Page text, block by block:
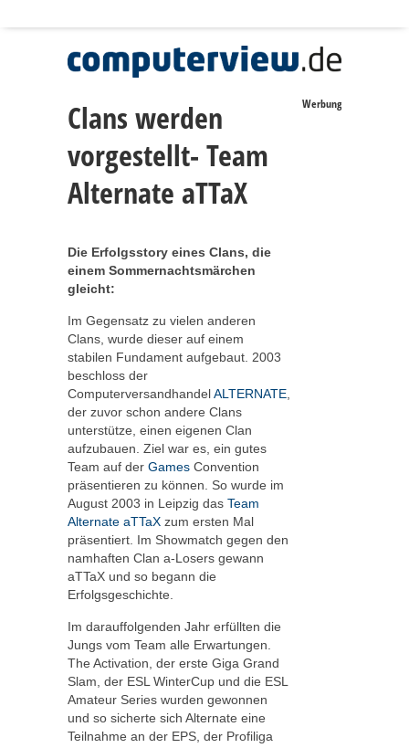
Clans werden
vorgestellt- Team
Alternate aTTaX
Werbung
Die Erfolgsstory eines Clans, die
einem Sommernachtsmärchen
gleicht:
Im Gegensatz zu vielen anderen
Clans, wurde dieser auf einem
stabilen Fundament aufgebaut. 2003
beschloss der
ComputerversandhandelALTERNATE,
der zuvor schon andere Clans
unterstütze, einen eigenen Clan
aufzubauen. Ziel war es, ein gutes
Team auf der Games Convention
präsentieren zu können. So wurde im
August 2003 in Leipzig das Team
Alternate aTTaX zum ersten Mal
präsentiert. Im Showmatch gegen den
namhaften Clan a-Losers gewann
aTTaX und so begann die
Erfolgsgeschichte.
Im darauffolgenden Jahr erfüllten die
Jungs vom Team alle Erwartungen.
The Activation, der erste Giga Grand
Slam, der ESL WinterCup und die ESL
Amateur Series wurden gewonnen
und so sicherte sich Alternate eine
Teilnahme an der EPS, der Profiliga